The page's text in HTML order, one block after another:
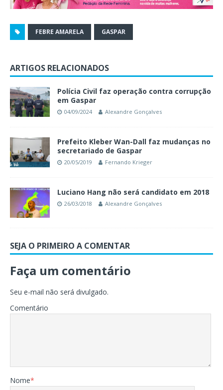
FEBRE AMARELA GASPAR
ARTIGOS RELACIONADOS
Polícia Civil faz operação contra corrupção
em Gaspar
04/09/2024 Alexandre Gonçalves
Prefeito Kleber Wan-Dall faz mudanças no
secretariado de Gaspar
20/05/2019 Fernando Krieger
Luciano Hang não será candidato em 2018
26/03/2018 Alexandre Gonçalves
SEJA O PRIMEIRO A COMENTAR
Faça um comentário
Seu e-mail não será divulgado.
Comentário
Nome*